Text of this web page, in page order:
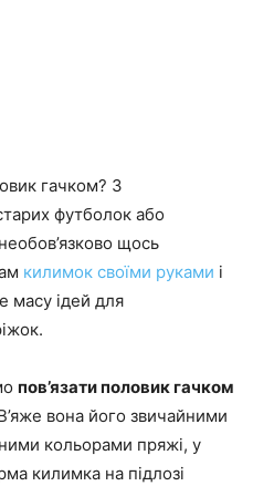
гачком? З
футболок або
щось
килимок своїми руками і
масу ідей для
пов’язати половик гачком
вона його звичайними
кольорами пряжі, у
килимка на підлозі